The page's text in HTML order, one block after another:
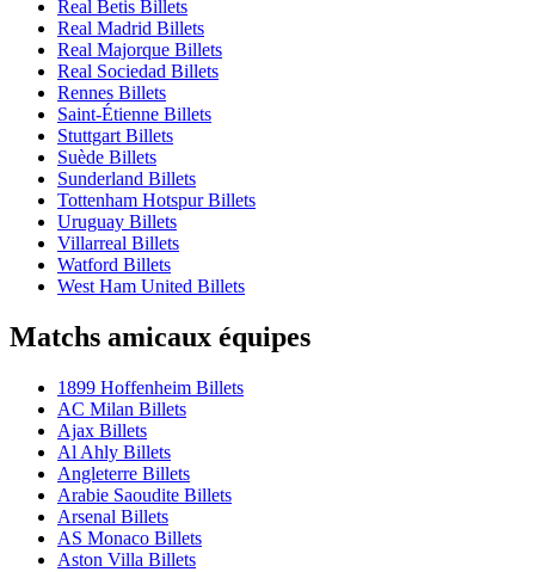
Real Betis Billets
Real Madrid Billets
Real Majorque Billets
Real Sociedad Billets
Rennes Billets
Saint-Étienne Billets
Stuttgart Billets
Suède Billets
Sunderland Billets
Tottenham Hotspur Billets
Uruguay Billets
Villarreal Billets
Watford Billets
West Ham United Billets
Matchs amicaux équipes
1899 Hoffenheim Billets
AC Milan Billets
Ajax Billets
Al Ahly Billets
Angleterre Billets
Arabie Saoudite Billets
Arsenal Billets
AS Monaco Billets
Aston Villa Billets